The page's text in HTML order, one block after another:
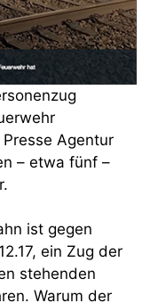
Agentur
– etwa fünf –
ist gegen
ein Zug der
stehenden
Warum der